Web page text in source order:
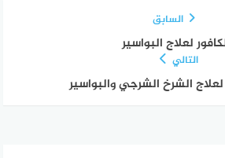
السابق
لعلاج البواسير
التالي
الشرخ الشرجي والبواسير